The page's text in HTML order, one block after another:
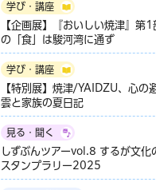
学び・講座
【企画展】『おいしい焼津』第1
の「食」は駿河湾に通ず
学び・講座
【特別展】焼津/YAIDZU、心の
雲と家族の夏日記
見る・聞く
しずぶんツアーvol.8 するが文化
スタンプラリー2025